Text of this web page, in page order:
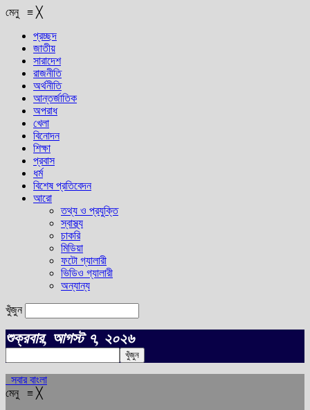
মেনু ≡ ╳
প্রচ্ছদ
জাতীয়
সারাদেশ
রাজনীতি
অর্থনীতি
আন্তর্জাতিক
অপরাধ
খেলা
বিনোদন
শিক্ষা
প্রবাস
ধর্ম
বিশেষ প্রতিবেদন
আরো
তথ্য ও প্রযুক্তি
স্বাস্থ্য
চাকরি
মিডিয়া
ফটো গ্যালারী
ভিডিও গ্যালারী
অন্যান্য
খুঁজুন
শুক্রবার, আগস্ট ৭, ২০২৬
সবার বাংলা
মেনু ≡ ╳